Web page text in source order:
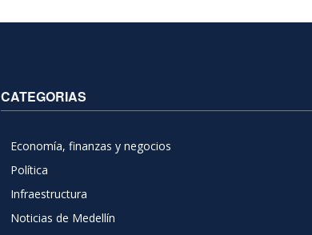
CATEGORIAS
Economía, finanzas y negocios
Política
Infraestructura
Noticias de Medellín